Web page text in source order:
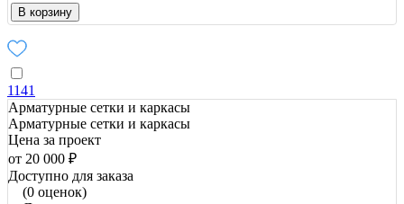
В корзину
1141
Арматурные сетки и каркасы
Арматурные сетки и каркасы
Цена за проект
от 20 000 ₽
Доступно для заказа
(0 оценок)